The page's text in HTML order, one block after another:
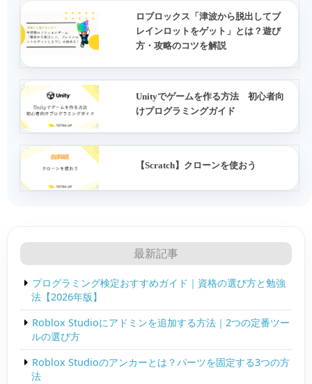
ロブロックス「津波から脱出してブ
レインロットをゲット」とは？遊び
方・攻略のコツを解説
Unityでゲームを作る方法 初心者向
けプログラミングガイド
【Scratch】クローンを使おう
最新記事
プログラミング検定おすすめガイド｜資格の選び方と勉強
法【2026年版】
Roblox Studioにアドミンを追加する方法｜2つの定番ツー
ルの選び方
Roblox Studioのアンカーとは？パーツを固定する3つの方
法